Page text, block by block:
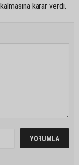
karar verdi.